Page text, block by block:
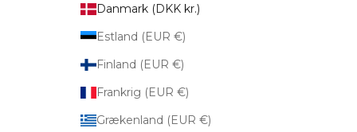
Danmark (DKK kr.)
Estland (EUR €)
Finland (EUR €)
Frankrig (EUR €)
Grækenland (EUR €)